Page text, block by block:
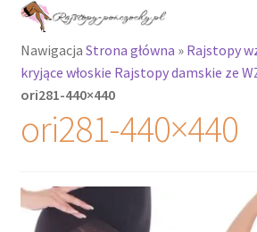
Przejdź
nawigacji
Przejdź
treści
Rajstopy
Rozwiń
menu
potomne
Podkolanówki i
Nawigacja Strona główna » Rajstopy
kryjące włoskie Rajstopy damskie ze
ori281-440×440
ori281-440×440